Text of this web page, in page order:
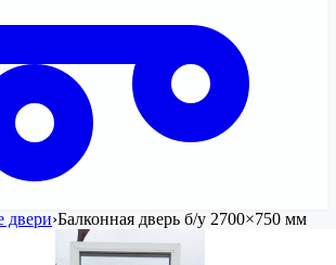
двери›Балконная дверь б/у 2700×750 мм